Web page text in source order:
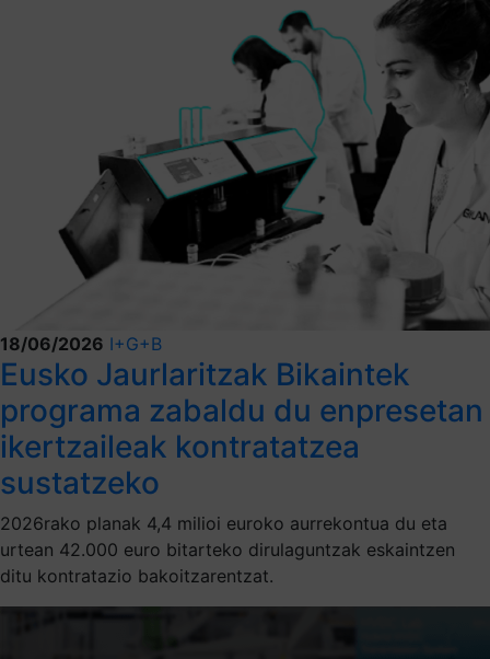
18/06/2026 I+G+B
Eusko Jaurlaritzak Bikaintek
programa zabaldu du enpresetan
ikertzaileak kontratatzea
sustatzeko
2026rako planak 4,4 milioi euroko aurrekontua du eta
urtean 42.000 euro bitarteko dirulaguntzak eskaintzen
ditu kontratazio bakoitzarentzat.